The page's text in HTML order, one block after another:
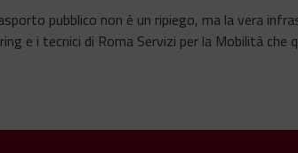
pubblico non è un ripiego, ma la vera
e i tecnici di Roma Servizi per la Mobilità che